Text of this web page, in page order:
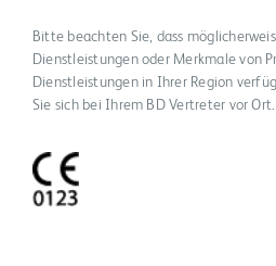
Bitte beachten Sie, dass
Dienstleistungen oder Merkmale von
Dienstleistungen in Ihrer Region
Sie sich bei Ihrem BD Vertreter vor Ort.